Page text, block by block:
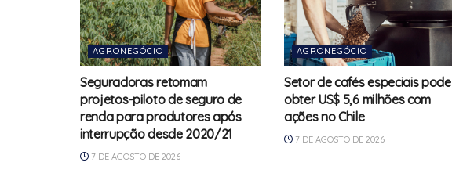
AGRONEGÓCIO
Seguradoras retomam
projetos-piloto de seguro de
renda para produtores após
interrupção desde 2020/21
7 DE AGOSTO DE 2026
AGRONEGÓCIO
Setor de cafés especiais pode
obter US$ 5,6 milhões com
ações no Chile
7 DE AGOSTO DE 2026